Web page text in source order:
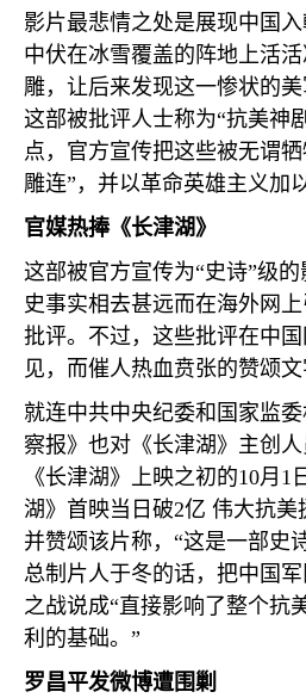
影片最悲情之处是展现中国
中伏在冰雪覆盖的阵地上活
雕，让后来发现这一惨状的
这部被批评人士称为“抗美神
点，官方宣传把这些被无谓
雕连”，并以革命英雄主义加
官媒热捧《长津湖》
这部被官方宣传为“史诗”级
史事实相去甚远而在海外网
批评。不过，这些批评在中
见，而催人热血贲张的赞颂文
就连中共中央纪委和国家监
察报》也对《长津湖》主创人
《长津湖》上映之初的10月 1
湖》首映当日破2亿 伟大抗美
并赞颂该片称，“这是一部史
总制片人于冬的话，把中国
之战说成“直接影响了整个抗
利的基础。”
罗昌平发微博遭围剿